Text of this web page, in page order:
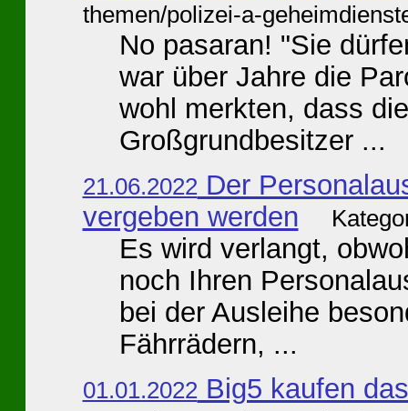
themen/polizei-a-
No pasaran! "Sie
war über Jahre die
wohl merkten, dass
Großgrundbesitzer ...
21.06.2022 Der
vergeben werden
Es wird verlangt,
noch Ihren
bei der Ausleihe
Fährrädern, ...
01.01.2022 Big5 kaufen